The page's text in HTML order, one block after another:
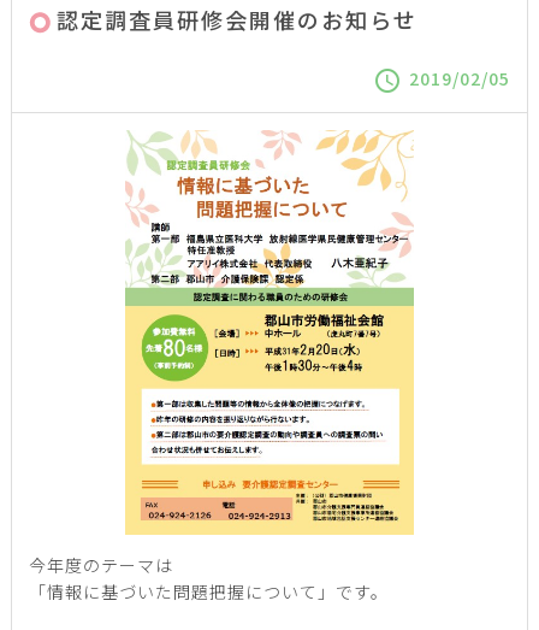
認定調査員研修会開催のお知らせ
schedule 2019/02/05
今年度のテーマは
「情報に基づいた問題把握について」です。